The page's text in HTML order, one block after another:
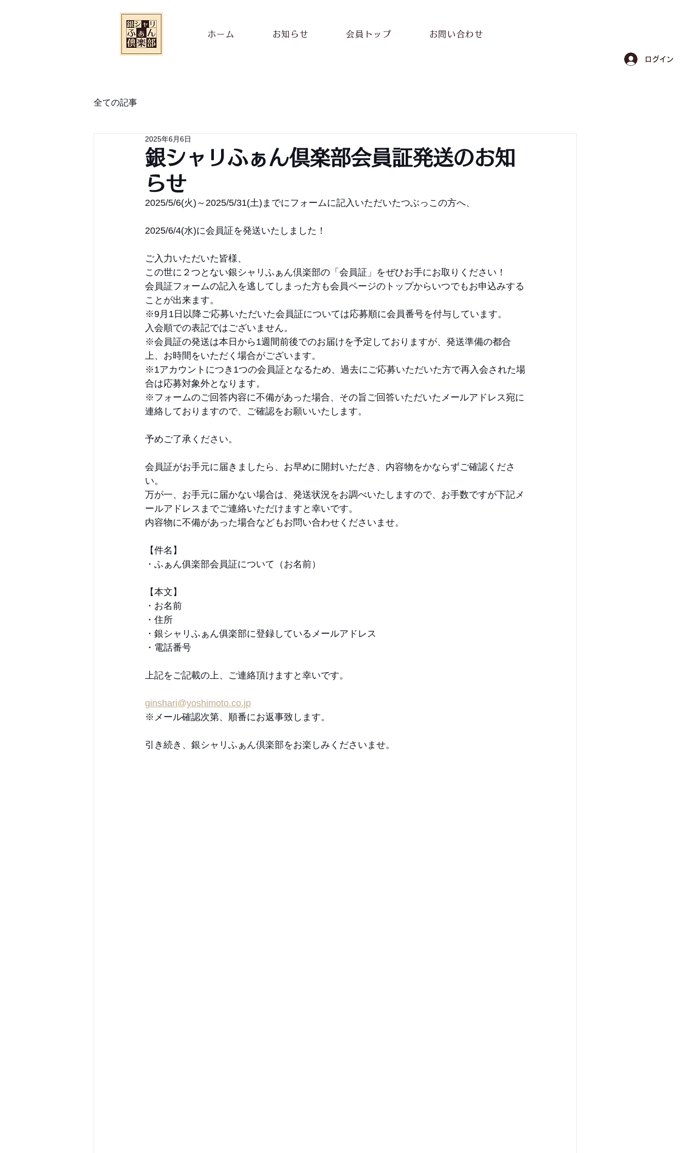
ログイン
ホーム お知らせ 会員トップ お問い合わせ
全ての記事
銀シャリふぁん倶楽部会員証発送のお知
らせ
2025年6月6日
2025/5/6(火)～2025/5/31(土)までにフォームに記入いただいたつぶっこの方へ、
2025/6/4(水)に会員証を発送いたしました！
ご入力いただいた皆様、
この世に２つとない銀シャリふぁん倶楽部の「会員証」をぜひお手にお取りください！
会員証フォームの記入を逃してしまった方も会員ページのトップからいつでもお申込みする
ことが出来ます。
※9月1日以降ご応募いただいた会員証については応募順に会員番号を付与しています。
入会順での表記ではございません。
※会員証の発送は本日から1週間前後でのお届けを予定しておりますが、発送準備の都合
上、お時間をいただく場合がございます。
※1アカウントにつき1つの会員証となるため、過去にご応募いただいた方で再入会された場
合は応募対象外となります。
※フォームのご回答内容に不備があった場合、その旨ご回答いただいたメールアドレス宛に
連絡しておりますので、ご確認をお願いいたします。
予めご了承ください。
会員証がお手元に届きましたら、お早めに開封いただき、内容物をかならずご確認くださ
い。
万が一、お手元に届かない場合は、発送状況をお調べいたしますので、お手数ですが下記メ
ールアドレスまでご連絡いただけますと幸いです。
内容物に不備があった場合などもお問い合わせくださいませ。
【件名】
・ふぁん俱楽部会員証について（お名前）
【本文】
・お名前
・住所
・銀シャリふぁん俱楽部に登録しているメールアドレス
・電話番号
上記をご記載の上、ご連絡頂けますと幸いです。
ginshari@yoshimoto.co.jp
※メール確認次第、順番にお返事致します。
引き続き、銀シャリふぁん倶楽部をお楽しみくださいませ。